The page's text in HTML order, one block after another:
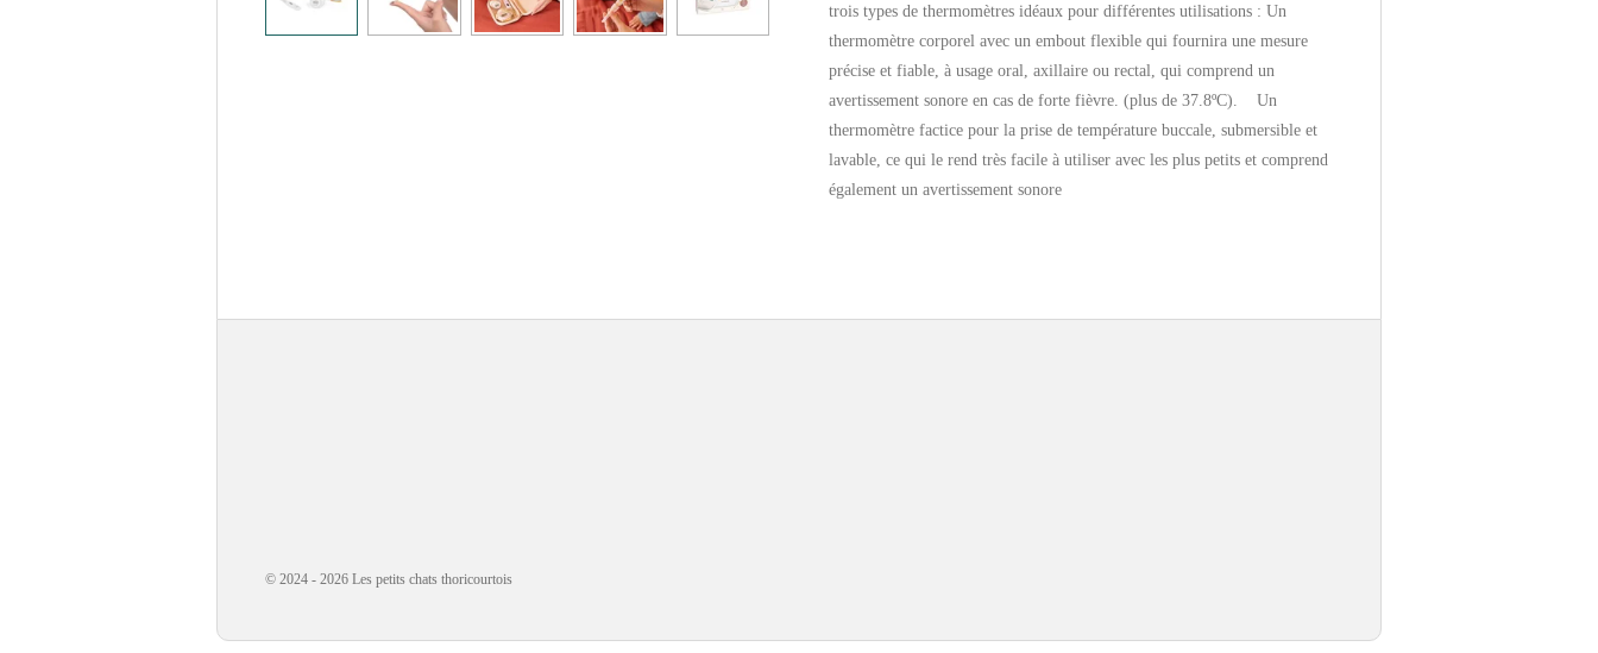
trois types de thermomètres idéaux pour différentes utilisations : Un
thermomètre corporel avec un embout flexible qui fournira une mesure
précise et fiable, à usage oral, axillaire ou rectal, qui comprend un
avertissement sonore en cas de forte fièvre. (plus de 37.8ºC). Un
thermomètre factice pour la prise de température buccale, submersible et
lavable, ce qui le rend très facile à utiliser avec les plus petits et comprend
également un avertissement sonore
© 2024 - 2026 Les petits chats thoricourtois